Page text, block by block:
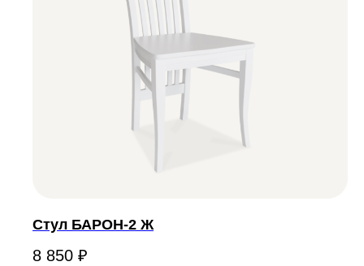
Стул БАРОН-2 Ж
8 850 ₽